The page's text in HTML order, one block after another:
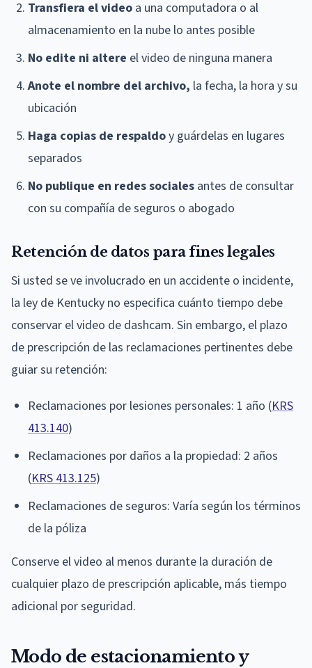
Transfiera el video a una computadora o al
almacenamiento en la nube lo antes posible
No edite ni altere el video de ninguna manera
Anote el nombre del archivo, la fecha, la hora y su
ubicación
Haga copias de respaldoy guárdelas en lugares
separados
No publique en redes sociales antes de consultar
con su compañía de seguros o abogado
Retención de datos para fines legales
Si usted se ve involucrado en un accidente o incidente,
la ley de Kentucky no especifica cuánto tiempo debe
conservar el video de dashcam. Sin embargo, el plazo
de prescripción de las reclamaciones pertinentes debe
guiar su retención:
Reclamaciones por lesiones personales: 1 año (KRS
413.140)
Reclamaciones por daños a la propiedad: 2 años
(KRS 413.125)
Reclamaciones de seguros: Varía según los términos
de la póliza
Conserve el video al menos durante la duración de
cualquier plazo de prescripción aplicable, más tiempo
adicional por seguridad.
Modo de estacionamiento y